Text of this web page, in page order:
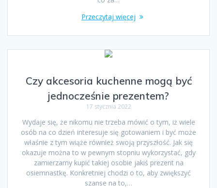
Przeczytaj więcej
Czy akcesoria kuchenne mogą być
jednocześnie prezentem?
17 stycznia 2022
Wydaje się, że nikomu nie trzeba mówić o tym, iż wiele
osób na co dzień interesuje się gotowaniem i być może
właśnie z tym wiąże również swoją przyszłość. Jak się
okazuje można to w pewnym stopniu wykorzystać, gdy
zamierzamy kupić takiej osobie jakiś prezent na
osiemnastkę. Konkretniej chodzi o to, aby zwiększyć
szanse na to,…